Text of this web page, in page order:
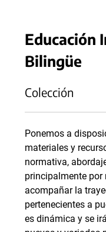
Educación
Bilingüe
Colección
Ponemos a
materiales y
normativa,
principalmente por
acompañar la
pertenecientes a
es dinámica y se